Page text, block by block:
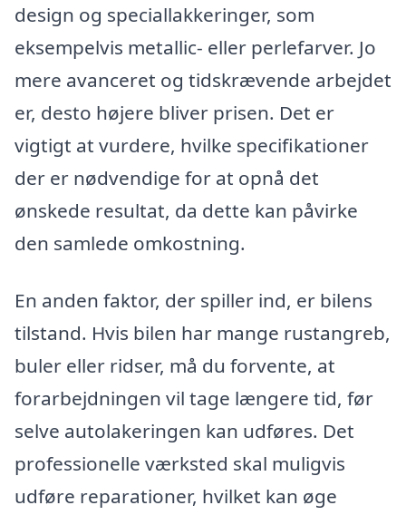
design og speciallakkeringer, som
eksempelvis metallic- eller perlefarver. Jo
mere avanceret og tidskrævende arbejdet
er, desto højere bliver prisen. Det er
vigtigt at vurdere, hvilke specifikationer
der er nødvendige for at opnå det
ønskede resultat, da dette kan påvirke
den samlede omkostning.
En anden faktor, der spiller ind, er bilens
tilstand. Hvis bilen har mange rustangreb,
buler eller ridser, må du forvente, at
forarbejdningen vil tage længere tid, før
selve autolakeringen kan udføres. Det
professionelle værksted skal muligvis
udføre reparationer, hvilket kan øge